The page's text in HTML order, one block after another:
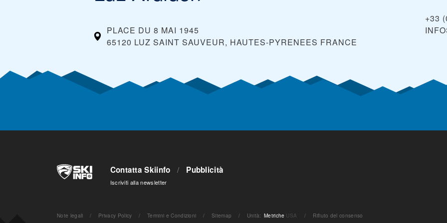
PLACE DU 8 MAI 1945
65120 LUZ SAINT SAUVEUR, HAUTES-PYRENEES FRANCE
+33
Contatta Skiinfo / Pubblicità
Iscriviti alla newsletter
Note legali / Privacy Policy / Termini e Condizioni / Sitemap / Unità: Metriche USA / Rifiuto del consenso